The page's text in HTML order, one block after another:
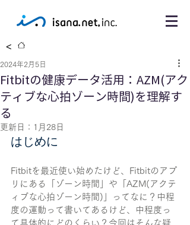
<
Fitbitの健康データ活用：AZM(アク
ティブな心拍ゾーン時間)を理解す
る
2024年2月5日
更新日： 1月28日
はじめに
Fitbitを最近使い始めたけど、Fitbitのアプ
リにある「ゾーン時間」や「AZM(アクテ
ィブな心拍ゾーン時間)」ってなに？中程
度の運動って書いてあるけど、中程度っ
て具体的にどのくらい？今回はそんな疑